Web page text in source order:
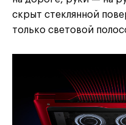
скрыт стеклянной
только световой